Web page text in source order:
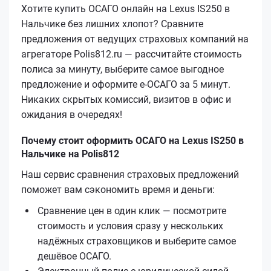
Хотите купить ОСАГО онлайн на Lexus IS250 в
Нальчике без лишних хлопот? Сравните
предложения от ведущих страховых компаний на
агрегаторе Polis812.ru — рассчитайте стоимость
полиса за минуту, выберите самое выгодное
предложение и оформите е‑ОСАГО за 5 минут.
Никаких скрытых комиссий, визитов в офис и
ожидания в очередях!
Почему стоит оформить ОСАГО на Lexus IS250 в
Нальчике на Polis812
Наш сервис сравнения страховых предложений
поможет вам сэкономить время и деньги:
Сравнение цен в один клик — посмотрите
стоимость и условия сразу у нескольких
надёжных страховщиков и выберите самое
дешёвое ОСАГО.